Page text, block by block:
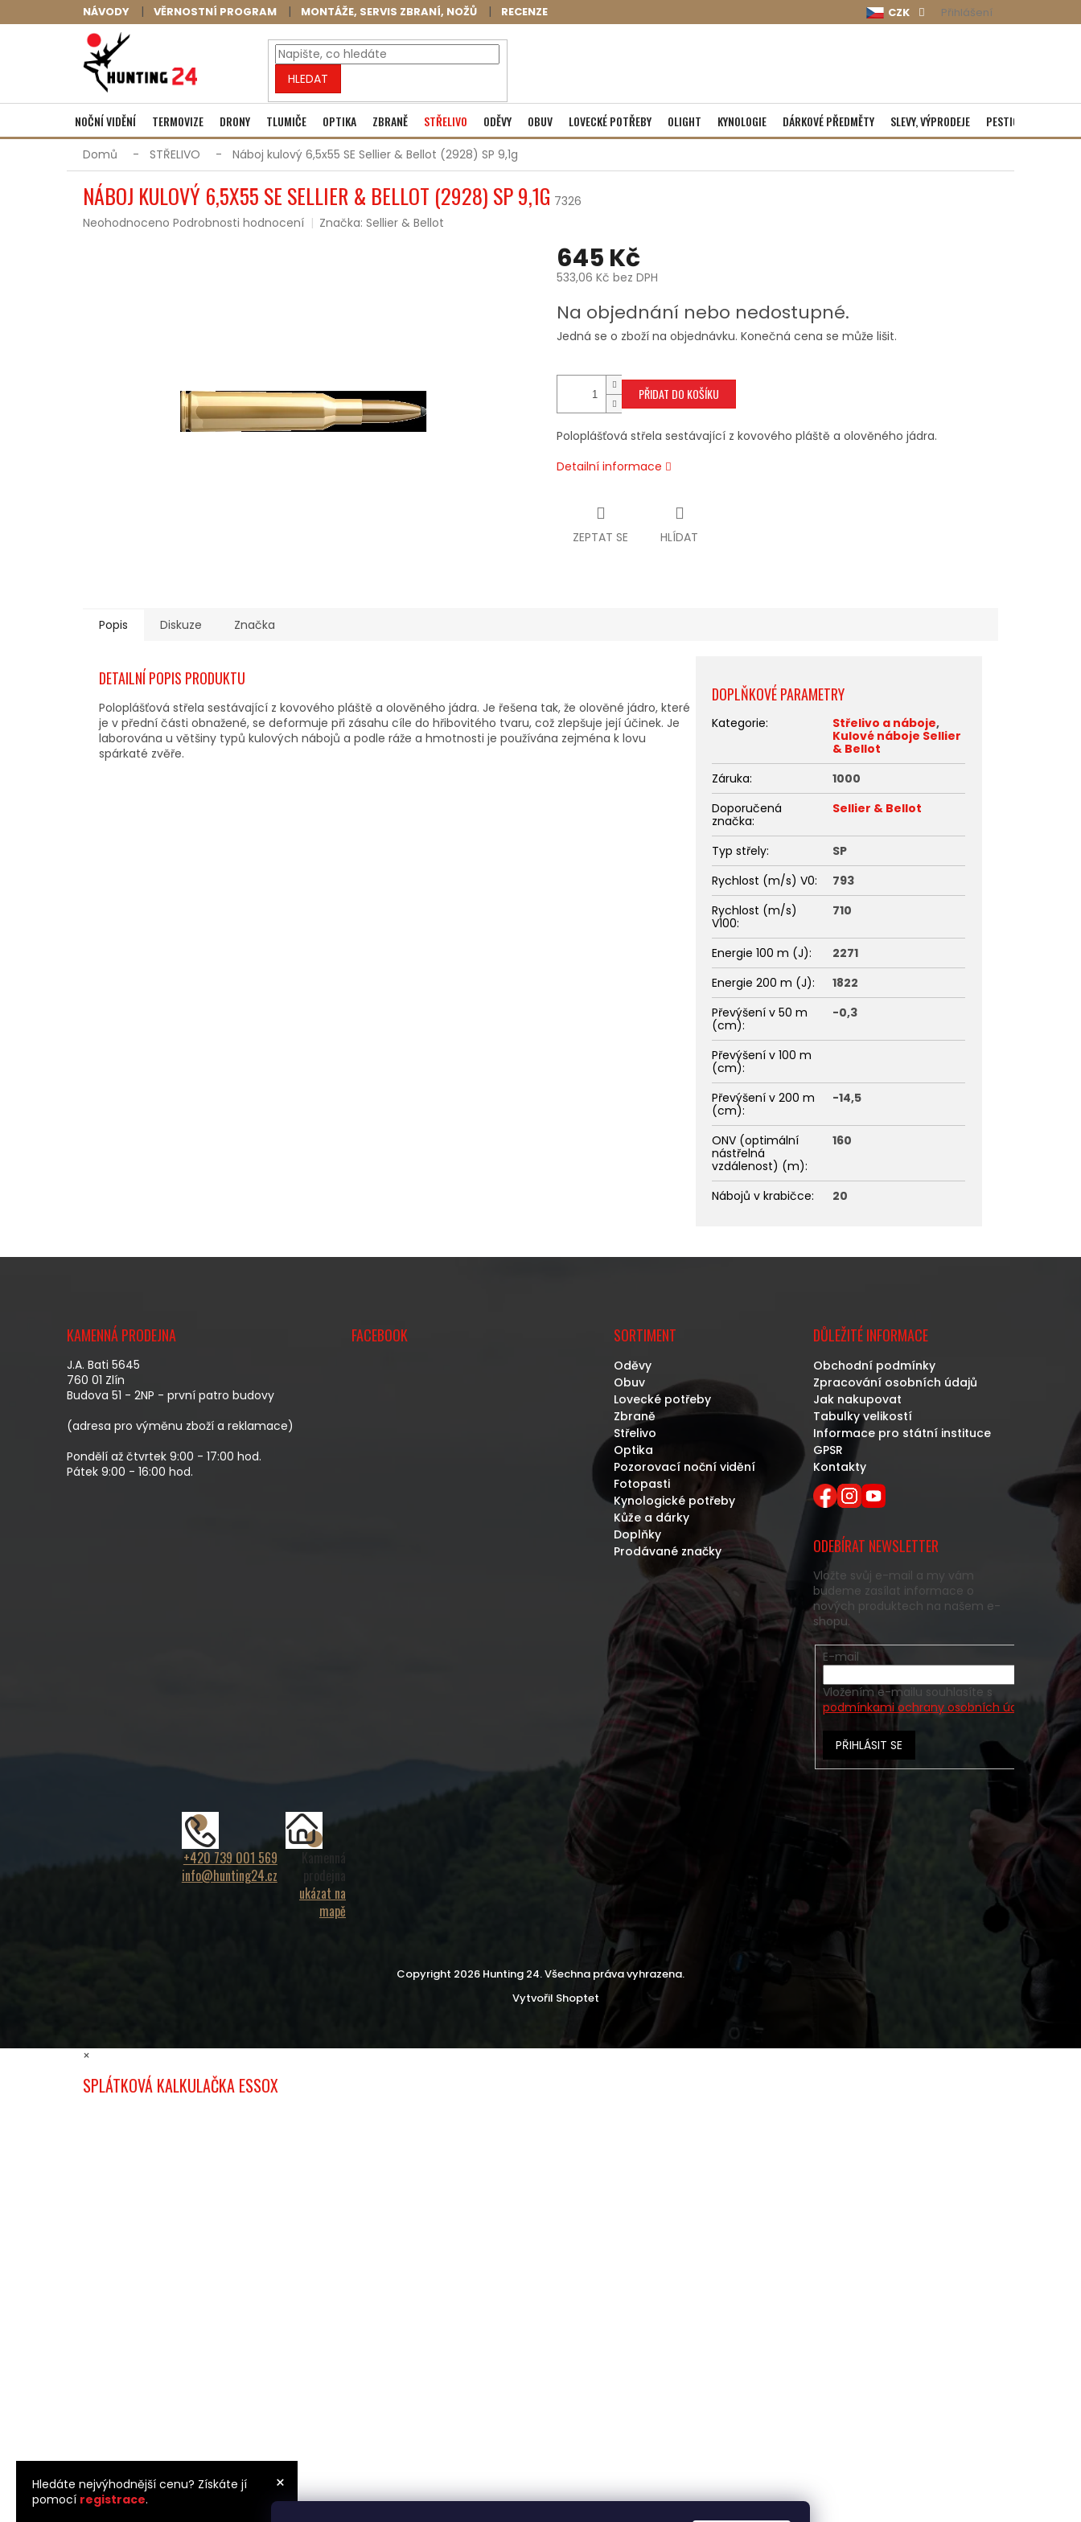
na
NÁVODY VĚRNOSTNÍ PROGRAM MONTÁŽE, SERVIS ZBRANÍ, NOŽŮ RECENZE CZK Přihlášení
HLEDAT
NÁKUPNÍ
KOŠÍK
Prázdný košík
NOČNÍ VIDĚNÍ TERMOVIZE DRONY TLUMIČE OPTIKA ZBRANĚ STŘELIVO ODĚVY OBUV LOVECKÉ POTŘEBY OLIGHT KYNOLOGIE DÁRKOVÉ PŘEDMĚTY SLEVY, VÝPRODEJE PESTICIDY
Domů STŘELIVO Náboj kulový 6,5x55 SE Sellier & Bellot (2928) SP 9,1g
NÁBOJ KULOVÝ 6,5X55 SE SELLIER & BELLOT (2928) SP 9,1G 7326
Průměrné
Neohodnoceno Podrobnosti hodnocení Značka:Sellier & Bellot
645 Kč
533,06 Kč bez DPH
cena:
Na objednání nebo nedostupné.
Jedná se o zboží na objednávku. Konečná cena se může lišit.
PŘIDAT DO KOŠÍKU
Poloplášťová střela sestávající z kovového pláště a olověného jádra.
Detailní informace
ZEPTAT SE HLÍDAT
Popis Diskuze Značka
DETAILNÍ POPIS PRODUKTU
Poloplášťová střela sestávající z kovového pláště a olověného jádra. Je řešena tak, že olověné jádro, které
je v přední části obnažené, se deformuje při zásahu cíle do hřibovitého tvaru, což zlepšuje její účinek. Je
laborována u většiny typů kulových nábojů a podle ráže a hmotnosti je používána zejména k lovu
spárkaté zvěře.
DOPLŇKOVÉ PARAMETRY
Kategorie: Střelivo a náboje,
Kulové náboje Sellier
& Bellot
Záruka:
1000
Doporučená
značka:
Sellier & Bellot
Typ střely:
SP
Rychlost (m/s) V0:
793
Rychlost (m/s)
V100:
710
Energie 100 m (J):
2271
Energie 200 m (J):
1822
Převýšení v 50 m
(cm):
-0,3
Převýšení v 100 m
(cm):
Převýšení v 200 m
(cm):
-14,5
ONV (optimální
nástřelná
vzdálenost) (m):
160
Nábojů v krabičce: 20
KAMENNÁ PRODEJNA
J.A. Bati 5645
760 01 Zlín
Budova 51 - 2NP - první patro budovy
(adresa pro výměnu zboží a reklamace)
Pondělí až čtvrtek 9:00 - 17:00 hod.
Pátek 9:00 - 16:00 hod.
FACEBOOK SORTIMENT
Oděvy
Obuv
Lovecké potřeby
Zbraně
Střelivo
Optika
Pozorovací noční vidění
Fotopasti
Kynologické potřeby
Kůže a dárky
Doplňky
Prodávané značky
DŮLEŽITÉ INFORMACE
Obchodní podmínky
Zpracování osobních údajů
Jak nakupovat
Tabulky velikostí
Informace pro státní instituce
GPSR
Kontakty
ODEBÍRAT NEWSLETTER
Vložte svůj e-mail a my vám
budeme zasílat informace o
nových produktech na našem e-
shopu.
E-mail
Vložením e-mailu souhlasíte s
podmínkami ochrany osobních údajů
PŘIHLÁSIT SE
+420 739 001 569
info@hunting24.cz
Kamenná
prodejna
ukázat na
mapě
Vytvořil Shoptet
Copyright 2026 Hunting 24. Všechna práva vyhrazena.
×
SPLÁTKOVÁ KALKULAČKA ESSOX
×
Hledáte nejvýhodnější cenu? Získáte jí
pomocí registrace.